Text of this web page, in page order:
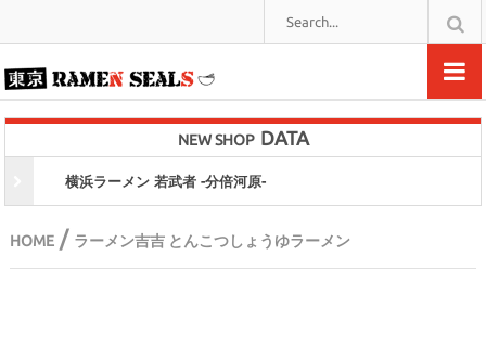
NEW SHOP DATA
横浜ラーメン 若武者 -分倍河原-
HOME/ ラーメン吉吉 とんこつしょうゆラーメン